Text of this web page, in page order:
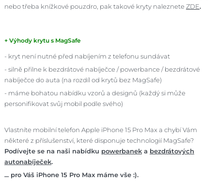
nebo třeba knížkové pouzdro, pak takové kryty naleznete ZDE.
+ Výhody krytu s MagSafe
- kryt není nutné před nabíjením z telefonu sundávat
- silně přilne k bezdrátové nabíječce / powerbance / bezdrátové
nabíječce do auta (na rozdíl od krytů bez MagSafe)
- máme bohatou nabídku vzorů a designů (každý si může
personifikovat svůj mobil podle svého)
Vlastníte mobilní telefon Apple iPhone 15 Pro Max a chybí Vám
některé z příslušenství, které disponuje technologií MagSafe?
Podívejte se na naši nabídku powerbaneka bezdrátových
autonabíječek.
... pro Váš iPhone 15 Pro Max máme vše :).